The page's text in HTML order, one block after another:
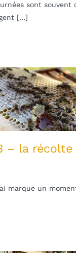
sont souvent
[…]
– la
marque un